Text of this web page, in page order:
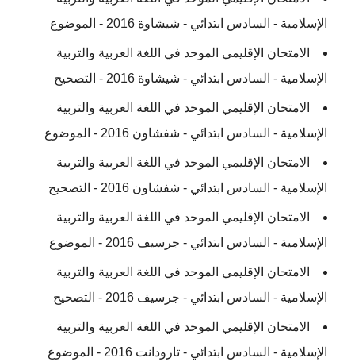
الإسلامية - السادس ابتدائي - شيشاوة 2016 - الموضوع
الامتحان الإقليمي الموحد في اللغة العربية والتربية
الإسلامية - السادس ابتدائي - شيشاوة 2016 - التصحيح
الامتحان الإقليمي الموحد في اللغة العربية والتربية
الإسلامية - السادس ابتدائي - شفشاون 2016 - الموضوع
الامتحان الإقليمي الموحد في اللغة العربية والتربية
الإسلامية - السادس ابتدائي - شفشاون 2016 - التصحيح
الامتحان الإقليمي الموحد في اللغة العربية والتربية
الإسلامية - السادس ابتدائي - جرسيف 2016 - الموضوع
الامتحان الإقليمي الموحد في اللغة العربية والتربية
الإسلامية - السادس ابتدائي - جرسيف 2016 - التصحيح
الامتحان الإقليمي الموحد في اللغة العربية والتربية
الإسلامية - السادس ابتدائي - تارودانت 2016 - الموضوع